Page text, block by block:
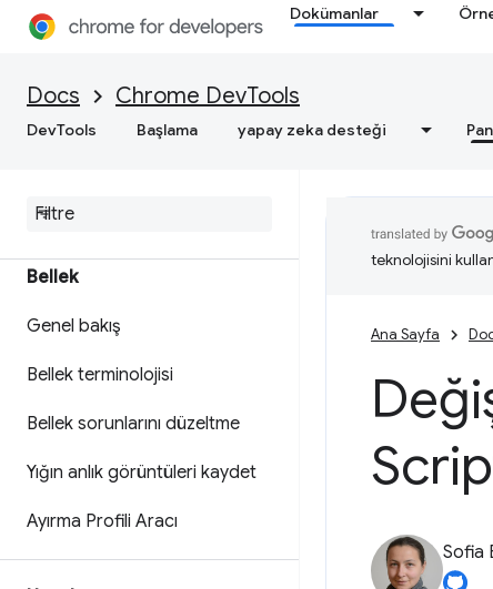
Dokümanlar
Docs Chrome DevTools
DevTools Başlama yapay zeka desteği
edin
Web hızını optimize etme
Bellek
Genel bakış
Bellek terminolojisi
Bellek sorunlarını düzeltme
Yığın anlık görüntüleri kaydet
Ayırma Profili Aracı
teknolojisini
Ana Sayfa
Sofia